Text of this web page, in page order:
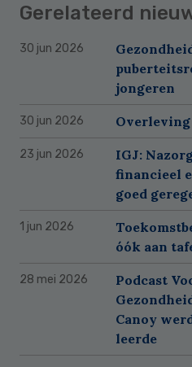
Gerelateerd
30 jun 2026
jongeren
30 jun 2026
23 jun 2026
IGJ:
financieel
goed
1 jun 2026
óók aan
28 mei 2026
Podcast
Canoy
leerde